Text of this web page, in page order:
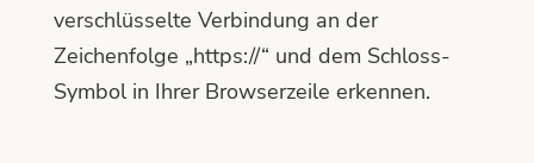
verschlüsselte Verbindung an der
Zeichenfolge „https://“ und dem Schloss-
Symbol in Ihrer Browserzeile erkennen.